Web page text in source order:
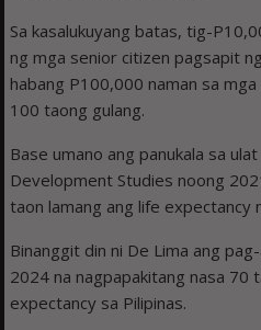
Sa kasalukuyang batas, tig-
ng mga senior citizen pagsapit
habang P100,000 naman sa
100 taong gulang.
Base umano ang panukala sa
Development Studies noong
taon lamang ang life expectancy
Binanggit din ni De Lima ang
2024 na nagpapakitang nasa 70
expectancy sa Pilipinas.